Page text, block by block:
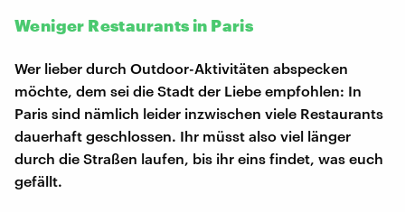
Weniger Restaurants in Paris
Wer lieber durch Outdoor-Aktivitäten abspecken
möchte, dem sei die Stadt der Liebe empfohlen: In
Paris sind nämlich leider inzwischen viele Restaurants
dauerhaft geschlossen. Ihr müsst also viel länger
durch die Straßen laufen, bis ihr eins findet, was euch
gefällt.